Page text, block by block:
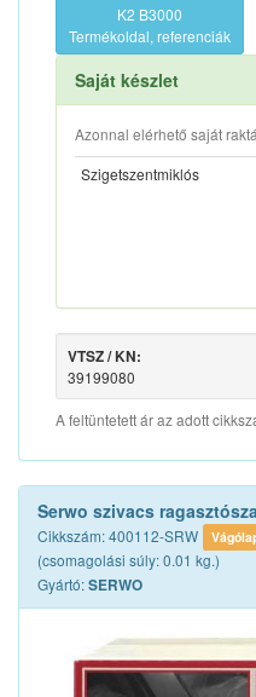
K2 B3000
Termékoldal, referenciák
Saját készlet
Azonnal elérhető saját
Szigetszentmiklós
VTSZ / KN:
39199080
A feltüntetett ár az adott
Serwo szivacs
Cikkszám: 400112-SRW
(csomagolási súly: 0.01 kg.)
Gyártó:SERWO